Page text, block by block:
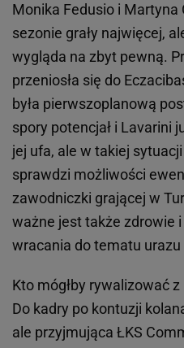
Monika Fedusio i Martyna
sezonie grały najwięcej,
wygląda na zbyt pewną.
przeniosła się do
była pierwszoplanową
spory potencjał i Lavarini
jej ufa, ale w takiej
sprawdzi możliwości
zawodniczki grającej w
ważne jest także zdrowie
wracania do tematu
Kto mógłby rywalizować
Do kadry po kontuzji
ale przyjmująca ŁKS